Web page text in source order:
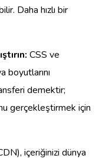
Daha hızlı bir
CSS ve
boyutlarını
demektir;
gerçekleştirmek için
içeriğinizi dünya